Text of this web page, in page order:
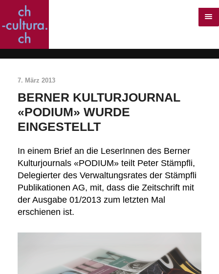
7. März 2013
BERNER KULTURJOURNAL
«PODIUM» WURDE
EINGESTELLT
In einem Brief an die LeserInnen des Berner
Kulturjournals «PODIUM» teilt Peter Stämpfli,
Delegierter des Verwaltungsrates der Stämpfli
Publikationen AG, mit, dass die Zeitschrift mit
der Ausgabe 01/2013 zum letzten Mal
erschienen ist.